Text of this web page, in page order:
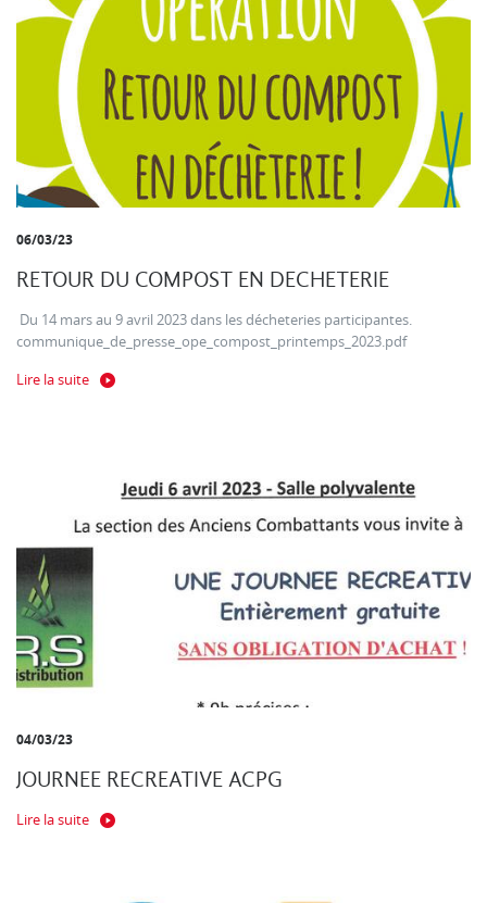
06/03/23
RETOUR DU COMPOST EN DECHETERIE
Du 14 mars au 9 avril 2023 dans les décheteries participantes.
communique_de_presse_ope_compost_printemps_2023.pdf
Lire la suite
04/03/23
JOURNEE RECREATIVE ACPG
Lire la suite